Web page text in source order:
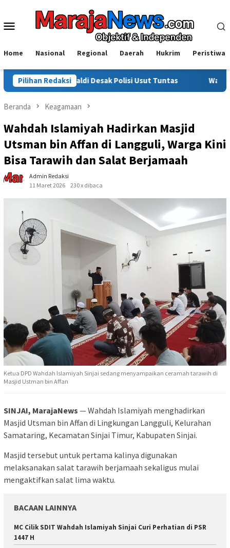
konten
Menu
Home Nasional Regional Daerah Hukrim Peristiwa
Pilihan Redaksi
Desak Polisi Usut Tuntas Warga Sinjai Tewas
Beranda Keagamaan
Wahdah Islamiyah Hadirkan Masjid
Utsman bin Affan di Langguli, Warga Kini
Bisa Tarawih dan Salat Berjamaah
Admin Redaksi
11 Maret 2026
230 x dibaca
Ketua DPD Wahdah Islamiyah Sinjai sedang menyampaikan ceramah tarawih di
Masjid Ustman bin Affan
SINJAI, MarajaNews — Wahdah Islamiyah menghadirkan
Masjid Utsman bin Affan di Lingkungan Langguli, Kelurahan
Samataring, Kecamatan Sinjai Timur, Kabupaten Sinjai.
Masjid tersebut untuk pertama kalinya digunakan
melaksanakan salat tarawih berjamaah sekaligus mulai
mengaktifkan salat lima waktu.
BACAAN LAINNYA
MC Cilik SDIT Wahdah Islamiyah Sinjai Curi Perhatian di PSR
1447 H